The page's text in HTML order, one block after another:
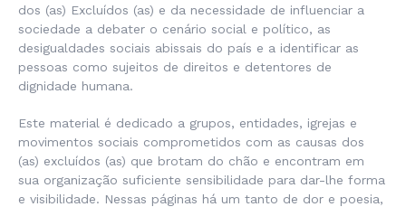
dos (as) Excluídos (as) e da necessidade de influenciar a
sociedade a debater o cenário social e político, as
desigualdades sociais abissais do país e a identificar as
pessoas como sujeitos de direitos e detentores de
dignidade humana.
Este material é dedicado a grupos, entidades, igrejas e
movimentos sociais comprometidos com as causas dos
(as) excluídos (as) que brotam do chão e encontram em
sua organização suficiente sensibilidade para dar-lhe forma
e visibilidade. Nessas páginas há um tanto de dor e poesia,